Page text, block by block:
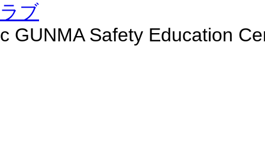
c GUNMA Safety Education